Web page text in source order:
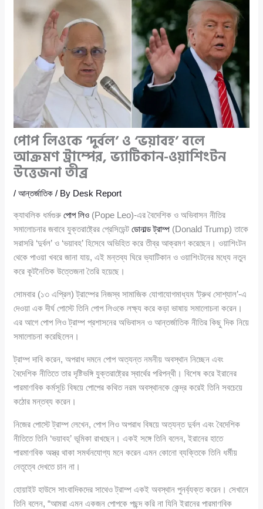
পোপ লিওকে ‘দুর্বল’ ও ‘ভয়াবহ’ বলে
আক্রমণ ট্রাম্পের, ভ্যাটিকান-ওয়াশিংটন
উত্তেজনা তীব্র
/আন্তর্জাতিক / By Desk Report
ক্যাথলিক ধর্মগুরুপোপ লিও (Pope Leo)-এর বৈদেশিক ও অভিবাসন নীতির
সমালোচনার জবাবে যুক্তরাষ্ট্রের প্রেসিডেন্টডোনাল্ড ট্রাম্প (Donald Trump) তাকে
সরাসরি ‘দুর্বল’ ও ‘ভয়াবহ’ হিসেবে অভিহিত করে তীব্র আক্রমণ করেছেন। ওয়াশিংটন
থেকে পাওয়া খবরে জানা যায়, এই মন্তব্য ঘিরে ভ্যাটিকান ও ওয়াশিংটনের মধ্যে নতুন
করে কূটনৈতিক উত্তেজনা তৈরি হয়েছে।
সোমবার (১৩ এপ্রিল) ট্রাম্পের নিজস্ব সামাজিক যোগাযোগমাধ্যম ‘ট্রুথ সোশ্যাল’-এ
দেওয়া এক দীর্ঘ পোস্টে তিনি পোপ লিওকে লক্ষ্য করে কড়া ভাষায় সমালোচনা করেন।
এর আগে পোপ লিও ট্রাম্প প্রশাসনের অভিবাসন ও আন্তর্জাতিক নীতির কিছু দিক নিয়ে
সমালোচনা করেছিলেন।
ট্রাম্প দাবি করেন, অপরাধ দমনে পোপ অত্যন্ত নমনীয় অবস্থান নিচ্ছেন এবং
বৈদেশিক নীতিতে তার দৃষ্টিভঙ্গি যুক্তরাষ্ট্রের স্বার্থের পরিপন্থী। বিশেষ করে ইরানের
পারমাণবিক কর্মসূচি বিষয়ে পোপের কথিত নরম অবস্থানকে কেন্দ্র করেই তিনি সবচেয়ে
কঠোর মন্তব্য করেন।
নিজের পোস্টে ট্রাম্প লেখেন, পোপ লিও অপরাধ বিষয়ে অত্যন্ত দুর্বল এবং বৈদেশিক
নীতিতে তিনি ‘ভয়াবহ’ ভূমিকা রাখছেন। একই সঙ্গে তিনি বলেন, ইরানের হাতে
পারমাণবিক অস্ত্র থাকা সমর্থনযোগ্য মনে করেন এমন কোনো ব্যক্তিকে তিনি ধর্মীয়
নেতৃত্বে দেখতে চান না।
হোয়াইট হাউসে সাংবাদিকদের সাথেও ট্রাম্প একই অবস্থান পুনর্ব্যক্ত করেন। সেখানে
তিনি বলেন, “আমরা এমন একজন পোপকে পছন্দ করি না যিনি ইরানের পারমাণবিক